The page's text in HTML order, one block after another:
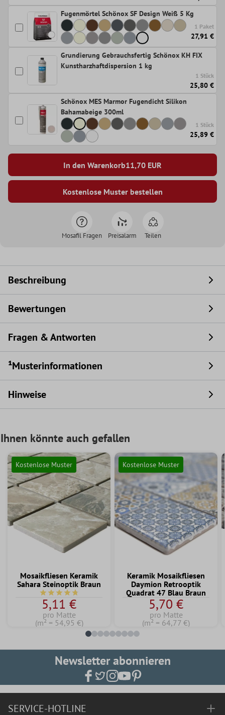
Fugenmörtel Schönox SF Design Weiß 5 Kg
1 Paket
27,91 €
Grundierung Gebrauchsfertig Schönox KH FIX
Kunstharzhaftdispersion 1 kg
1 Stück
25,80 €
Schönox MES Marmor Fugendicht Silikon
Bahamabeige 300ml
1 Stück
25,89 €
In den Warenkorb11,70 EUR
Kostenlose Muster bestellen
Mosafil Fragen Preisalarm Teilen
Beschreibung
Bewertungen
Fragen & Antworten
¹Musterinformationen
Hinweise
Ihnen könnte auch gefallen
Kostenlose Muster
Mosaikfliesen Keramik
Sahara Steinoptik Braun
Durchschnittliche Bewertung von 4.6 von 5 Sternen
5,11 €
pro Matte
(m² = 54,95 €)
Kostenlose Muster
Keramik Mosaikfliesen
Daymion Retrooptik
Quadrat 47 Blau Braun
5,70 €
pro Matte
(m² = 64,77 €)
Newsletter abonnieren
SERVICE-HOTLINE